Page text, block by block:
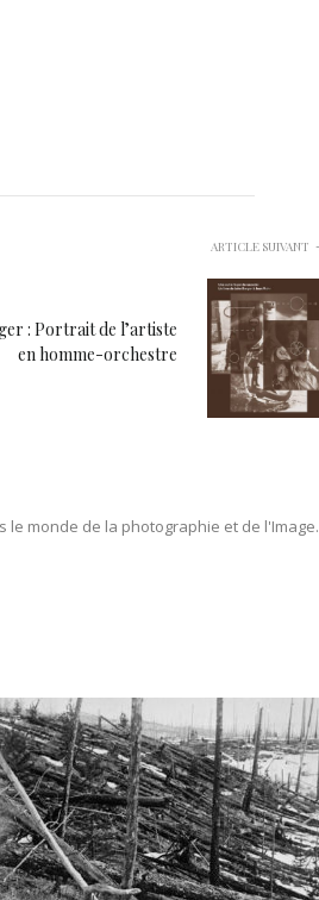
ARTICLE SUIVANT
: Portrait de l’artiste
en homme-orchestre
le monde de la photographie et de l'Image.